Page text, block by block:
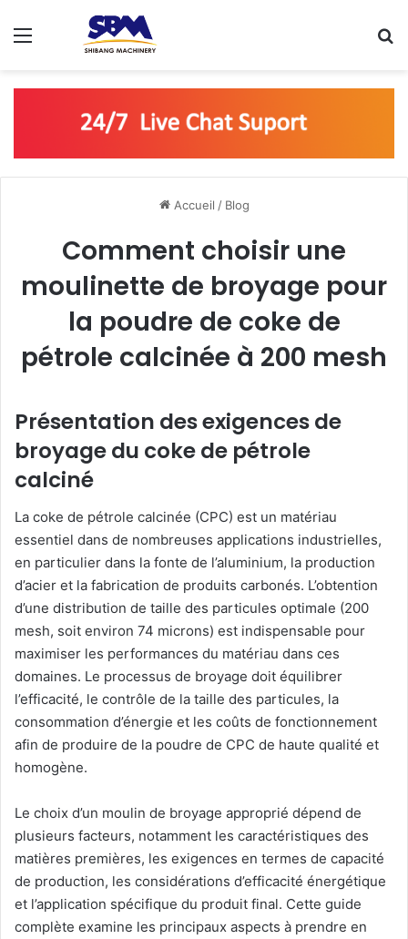
Accueil / Blog
Comment choisir une
moulinette de broyage pour
la poudre de coke de
pétrole calcinée à 200 mesh
Présentation des exigences de
broyage du coke de pétrole
calciné
La coke de pétrole calcinée (CPC) est un matériau
essentiel dans de nombreuses applications industrielles,
en particulier dans la fonte de l’aluminium, la production
d’acier et la fabrication de produits carbonés. L’obtention
d’une distribution de taille des particules optimale (200
mesh, soit environ 74 microns) est indispensable pour
maximiser les performances du matériau dans ces
domaines. Le processus de broyage doit équilibrer
l’efficacité, le contrôle de la taille des particules, la
consommation d’énergie et les coûts de fonctionnement
afin de produire de la poudre de CPC de haute qualité et
homogène.
Le choix d’un moulin de broyage approprié dépend de
plusieurs facteurs, notamment les caractéristiques des
matières premières, les exigences en termes de capacité
de production, les considérations d’efficacité énergétique
et l’application spécifique du produit final. Cette guide
complète examine les principaux aspects à prendre en